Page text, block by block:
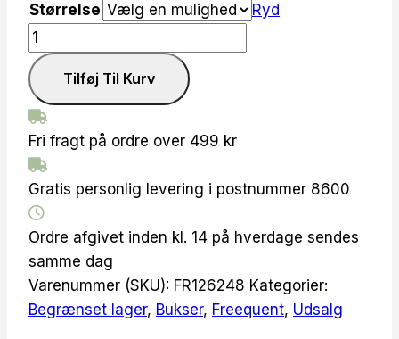
Størrelse
Ryd
Freequent
-
Harlow
-
bukser
antal
Tilføj Til Kurv
Fri fragt på ordre over 499 kr
Gratis personlig levering i postnummer 8600
Ordre afgivet inden kl. 14 på hverdage sendes
samme dag
Varenummer (SKU): FR126248 Kategorier:
Begrænset lager, Bukser, Freequent, Udsalg